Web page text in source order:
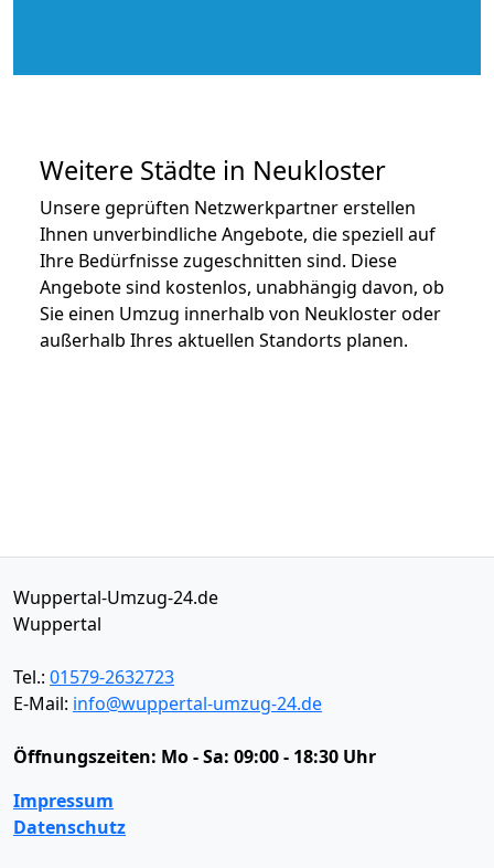
Weitere Städte in Neukloster
Unsere geprüften Netzwerkpartner erstellen
Ihnen unverbindliche Angebote, die speziell auf
Ihre Bedürfnisse zugeschnitten sind. Diese
Angebote sind kostenlos, unabhängig davon, ob
Sie einen Umzug innerhalb von Neukloster oder
außerhalb Ihres aktuellen Standorts planen.
Wuppertal-Umzug-24.de
Wuppertal
Tel.: 01579-2632723
E-Mail: info@wuppertal-umzug-24.de
Öffnungszeiten: Mo - Sa: 09:00 - 18:30 Uhr
Impressum
Datenschutz